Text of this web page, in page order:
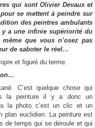
qui sont Olivier Devaux et
se mettent à peindre sur
des peintres ambulants
y a une infinie supériorité du
que vous n’osez pas
de saboter le réel…
et figuré du terme.
C’est quelque chose qui
la peinture il y a donc un
la photo c’est un clic et un
plan euclidien. La peinture est
de temps qui se déroule et qui